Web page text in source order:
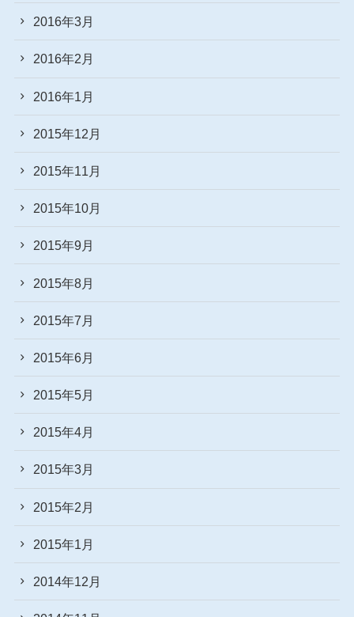
2016年3月
2016年2月
2016年1月
2015年12月
2015年11月
2015年10月
2015年9月
2015年8月
2015年7月
2015年6月
2015年5月
2015年4月
2015年3月
2015年2月
2015年1月
2014年12月